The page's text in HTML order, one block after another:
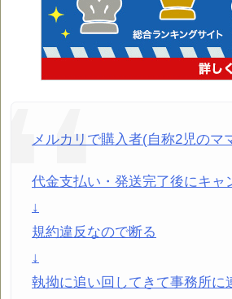
メルカリで購入者(自称2児のマ
代金支払い・発送完了後にキャ
↓
規約違反なので断る
↓
執拗に追い回してきて事務所に